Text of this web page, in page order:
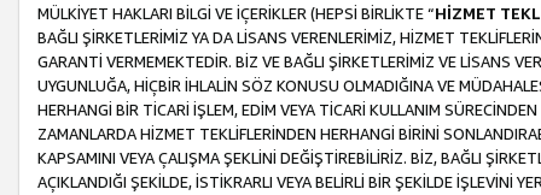
MÜLKİYET HAKLARI BİLGİ VE İÇERİKLER (HEPSİ BİRLİKTE “HİZMET
BAĞLI ŞİRKETLERİMİZ YA DA LİSANS VERENLERİMİZ, HİZMET
GARANTİ VERMEMEKTEDİR. BİZ VE BAĞLI ŞİRKETLERİMİZ VE LİSANS
UYGUNLUĞA, HİÇBİR İHLALİN SÖZ KONUSU OLMADIĞINA VE
HERHANGİ BİR TİCARİ İŞLEM, EDİM VEYA TİCARİ KULLANIM
ZAMANLARDA HİZMET TEKLİFLERİNDEN HERHANGİ BİRİNİ
KAPSAMINI VEYA ÇALIŞMA ŞEKLİNİ DEĞİŞTİREBİLİRİZ. BİZ, BAĞLI
AÇIKLANDIĞI ŞEKİLDE, İSTİKRARLI VEYA BELİRLİ BİR ŞEKİLDE İŞLEVİNİ